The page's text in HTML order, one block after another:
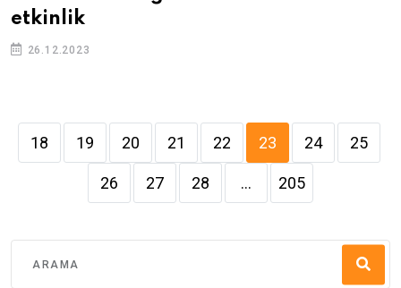
etkinlik
26.12.2023
18 19 20 21 22 23 24 25
26 27 28 ... 205